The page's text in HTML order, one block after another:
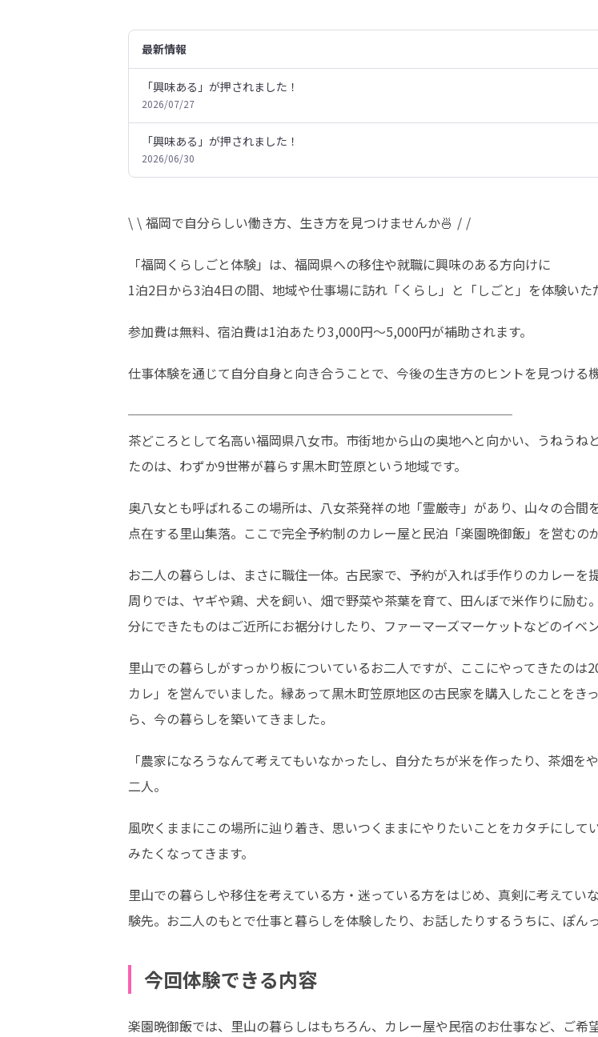
最新情報
「興味ある」が押されました！
2026/07/27
「興味ある」が押されました！
2026/06/30
\ \ 福岡で自分らしい働き方、生き方を見つけませんか🍜 / /
「福岡くらしごと体験」は、福岡県への移住や就職に興味のある方向けに
1泊2日から3泊4日の間、地域や仕事場に訪れ「くらし」と「しごと」を体験いた
参加費は無料、宿泊費は1泊あたり3,000円〜5,000円が補助されます。
仕事体験を通じて自分自身と向き合うことで、今後の生き方のヒントを見つける
──────────────────────────────
茶どころとして名高い福岡県八女市。市街地から山の奥地へと向かい、うねう
たのは、わずか9世帯が暮らす黒木町笠原という地域です。
奥八女とも呼ばれるこの場所は、八女茶発祥の地「霊厳寺」があり、山々の合
点在する里山集落。ここで完全予約制のカレー屋と民泊「楽園晩御飯」を営むの
お二人の暮らしは、まさに職住一体。古民家で、予約が入れば手作りのカレー
周りでは、ヤギや鶏、犬を飼い、畑で野菜や茶葉を育て、田んぼで米作りに励
分にできたものはご近所にお裾分けしたり、ファーマーズマーケットなどのイベ
里山での暮らしがすっかり板についているお二人ですが、ここにやってきたの
カレ」を営んでいました。縁あって黒木町笠原地区の古民家を購入したことを
ら、今の暮らしを築いてきました。
「農家になろうなんて考えてもいなかったし、自分たちが米を作ったり、茶畑
二人。
風吹くままにこの場所に辿り着き、思いつくままにやりたいことをカタチにし
みたくなってきます。
里山での暮らしや移住を考えている方・迷っている方をはじめ、真剣に考えて
験先。お二人のもとで仕事と暮らしを体験したり、お話したりするうちに、ぽん
今回体験できる内容
楽園晩御飯では、里山の暮らしはもちろん、カレー屋や民宿のお仕事など、ご希